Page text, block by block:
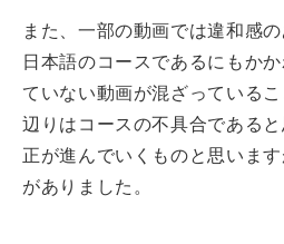
また、一部の動画では違和感
日本語のコースであるにもか
ていない動画が混ざっている
辺りはコースの不具合である
正が進んでいくものと思いま
がありました。